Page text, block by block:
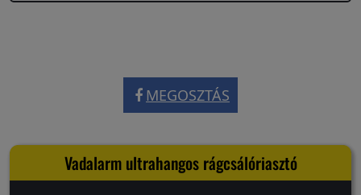
MEGOSZTÁS
Vadalarm ultrahangos rágcsálóriasztó